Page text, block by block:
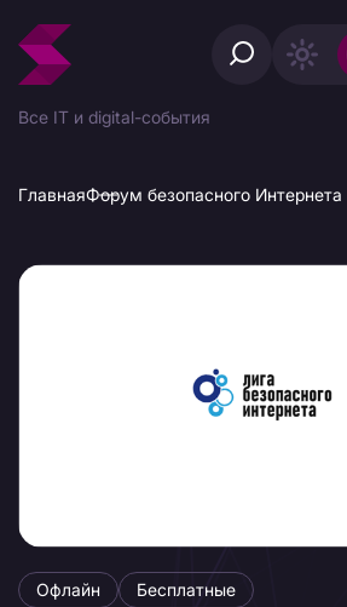
Все IT и digital-события
ГлавнаяФорум безопасного Интернета
Офлайн Бесплатные